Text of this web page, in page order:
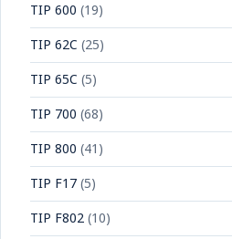
TIP 600 (19)
TIP 62C (25)
TIP 65C (5)
TIP 700 (68)
TIP 800 (41)
TIP F17(5)
TIP F802(10)